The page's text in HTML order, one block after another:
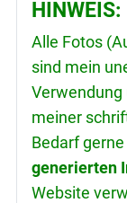
HINWEIS:
Alle Fotos
sind mein
meiner
Bedarf
generierten
Website